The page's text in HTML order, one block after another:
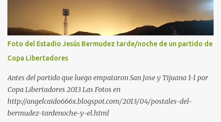
Foto del Estadio Jesús Bermudez tarde/noche de un partido de
Copa Libertadores
Antes del partido que luego empataron San Jose y Tijuana 1-1 por
Copa Libertadores 2013 Las Fotos en
http://angelcaido666x.blogspot.com/2013/04/postales-del-
bermudez-tardenoche-y-el.html